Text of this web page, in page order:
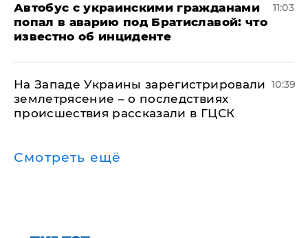
Автобус с украинскими гражданами
попал в аварию под Братиславой: что
известно об инциденте
11:03
На Западе Украины зарегистрировали
землетрясение – о последствиях
происшествия рассказали в ГЦСК
10:39
Смотреть ещё